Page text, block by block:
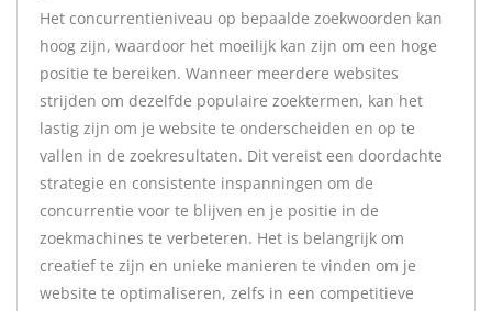
Het concurrentieniveau op bepaalde zoekwoorden kan
hoog zijn, waardoor het moeilijk kan zijn om een hoge
positie te bereiken. Wanneer meerdere websites
strijden om dezelfde populaire zoektermen, kan het
lastig zijn om je website te onderscheiden en op te
vallen in de zoekresultaten. Dit vereist een doordachte
strategie en consistente inspanningen om de
concurrentie voor te blijven en je positie in de
zoekmachines te verbeteren. Het is belangrijk om
creatief te zijn en unieke manieren te vinden om je
website te optimaliseren, zelfs in een competitieve